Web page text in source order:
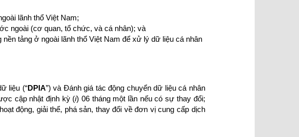
lãnh thổ Việt Nam;
ngoài (cơ quan, tổ chức, và cá nhân); và
tảng ở ngoài lãnh thổ Việt Nam để xử lý dữ liệu cá nhân
liệu (“DPIA”) và Đánh giá tác động chuyển dữ liệu cá nhân
cập nhật định kỳ (i) 06 tháng một lần nếu có sự thay đổi;
động, giải thể, phá sản, thay đổi về đơn vị cung cấp dịch